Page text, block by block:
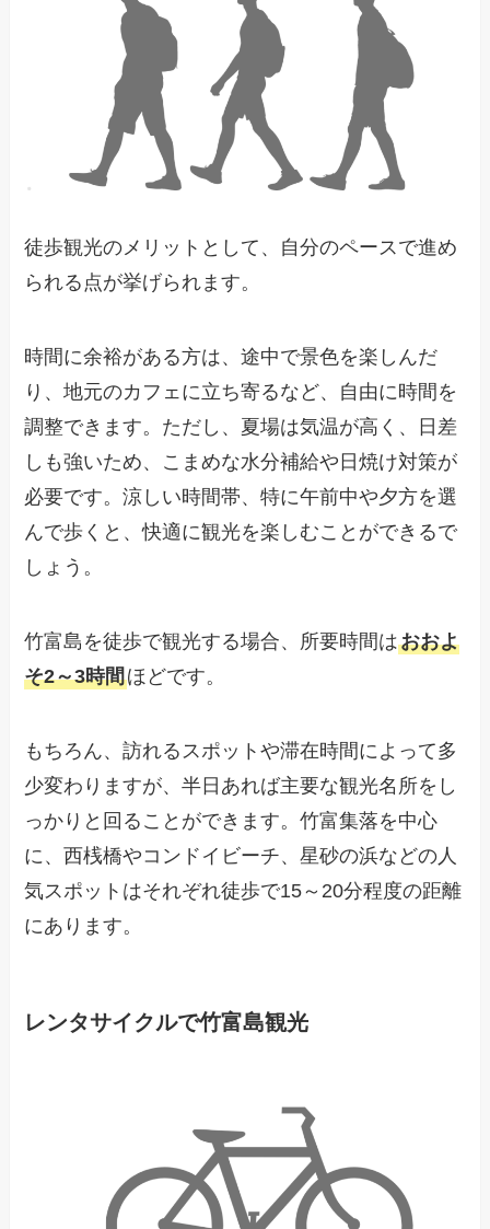
徒歩観光のメリットとして、自分のペースで進め
られる点が挙げられます。
時間に余裕がある方は、途中で景色を楽しんだ
り、地元のカフェに立ち寄るなど、自由に時間を
調整できます。ただし、夏場は気温が高く、日差
しも強いため、こまめな水分補給や日焼け対策が
必要です。涼しい時間帯、特に午前中や夕方を選
んで歩くと、快適に観光を楽しむことができるで
しょう。
竹富島を徒歩で観光する場合、所要時間はおおよ
そ2～3時間ほどです。
もちろん、訪れるスポットや滞在時間によって多
少変わりますが、半日あれば主要な観光名所をし
っかりと回ることができます。竹富集落を中心
に、西桟橋やコンドイビーチ、星砂の浜などの人
気スポットはそれぞれ徒歩で15～20分程度の距離
にあります。
レンタサイクルで竹富島観光